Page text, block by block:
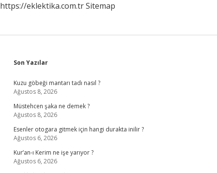
https://eklektika.com.trSitemap
Sidebar
Son Yazılar
Kuzu göbeği mantarı tadı nasıl ?
Ağustos 8, 2026
Müstehcen şaka ne demek ?
Ağustos 8, 2026
Esenler otogara gitmek için hangi durakta inilir ?
Ağustos 6, 2026
Kur’an-ı Kerim ne işe yarıyor ?
Ağustos 6, 2026